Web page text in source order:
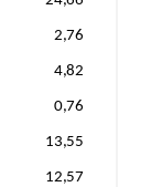
2,76
4,82
0,76
13,55
12,57